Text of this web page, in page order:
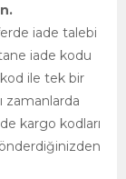
iade talebi
iade kodu
ile tek bir
zamanlarda
kargo kodları